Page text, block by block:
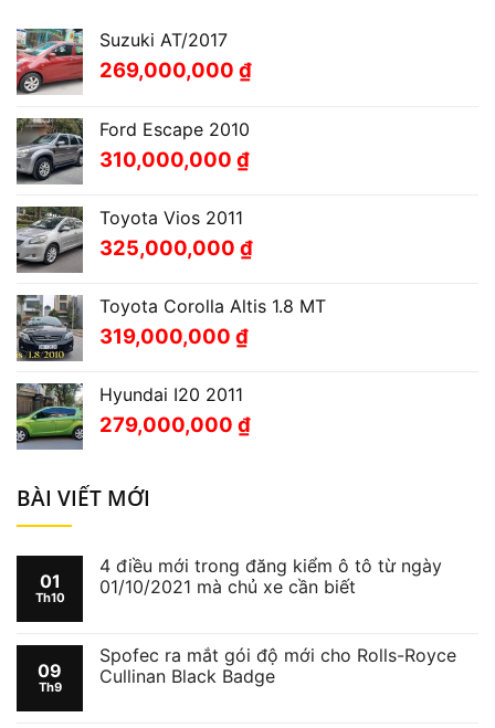
Suzuki AT/2017
269,000,000 ₫
Ford Escape 2010
310,000,000 ₫
Toyota Vios 2011
325,000,000 ₫
Toyota Corolla Altis 1.8 MT
319,000,000 ₫
Hyundai I20 2011
279,000,000 ₫
BÀI VIẾT MỚI
01
Th10
4 điều mới trong đăng kiểm ô tô từ ngày
01/10/2021 mà chủ xe cần biết
09
Th9
Spofec ra mắt gói độ mới cho Rolls-Royce
Cullinan Black Badge